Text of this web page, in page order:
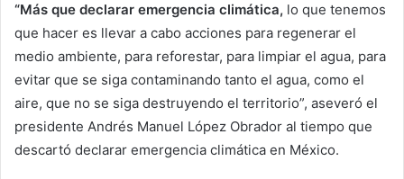
“Más que declarar emergencia climática, lo que tenemos
que hacer es llevar a cabo acciones para regenerar el
medio ambiente, para reforestar, para limpiar el agua, para
evitar que se siga contaminando tanto el agua, como el
aire, que no se siga destruyendo el territorio”, aseveró el
presidente Andrés Manuel López Obrador al tiempo que
descartó declarar emergencia climática en México.